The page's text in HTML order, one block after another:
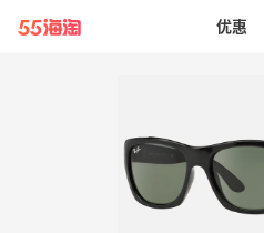
带你去官网买正品
优惠